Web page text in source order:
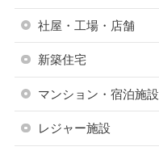
社屋・工場・店舗
新築住宅
マンション・宿泊施設
レジャー施設